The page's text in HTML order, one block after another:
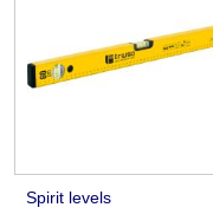
Spirit levels